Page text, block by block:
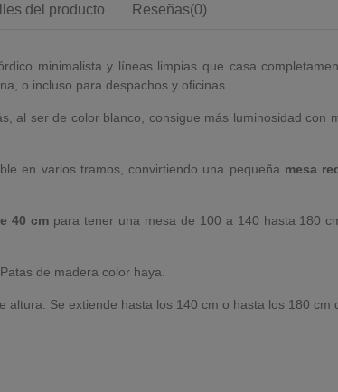
del producto Reseñas(0)
minimalista y líneas limpias que casa
o incluso para despachos y oficinas.
al ser de color blanco, consigue más luminosidad con
en varios tramos, convirtiendo una pequeña mesa
40 cm para tener una mesa de 100 a 140 hasta 180
de madera color haya.
Se extiende hasta los 140 cm o hasta los 180 cm